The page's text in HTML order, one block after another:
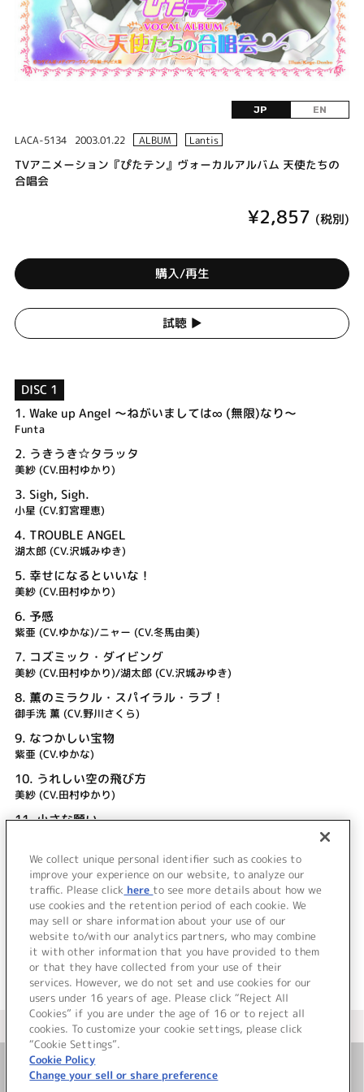
JP EN
LACA-5134 2003.01.22 ALBUM Lantis
TVアニメーション『ぴたテン』ヴォーカルアルバム 天使たちの
合唱会
¥2,857 (税別)
購入/再生
試聴 ▶︎
DISC 1
1. Wake up Angel ～ねがいましては∞ (無限)なり～
Funta
2. うきうき☆タラッタ
美紗 (CV.田村ゆかり)
3. Sigh, Sigh.
小星 (CV.釘宮理恵)
4. TROUBLE ANGEL
湖太郎 (CV.沢城みゆき)
5. 幸せになるといいな！
美紗 (CV.田村ゆかり)
6. 予感
紫亜 (CV.ゆかな)/ニャー (CV.冬馬由美)
7. コズミック・ダイビング
美紗 (CV.田村ゆかり)/湖太郎 (CV.沢城みゆき)
8. 薫のミラクル・スパイラル・ラブ！
御手洗 薫 (CV.野川さくら)
9. なつかしい宝物
紫亜 (CV.ゆかな)
10. うれしい空の飛び方
美紗 (CV.田村ゆかり)
11.小さな願い
12.ちいさなまほう
湖太郎 (CV.沢城みゆき)
＜ BACK
＜ カタログサイト トップページへ
お問い合わせ
We collect unique personal identifier such as cookies to
improve your experience on our website, to analyze our
traffic. Please click here to see more details about how we
use cookies and the retention period of each cookie. We
may sell or share information about your use of our
website to/with our analytics partners, who may combine
it with other information that you have provided to them
or that they have collected from your use of their
services. However, we do not set and use cookies for our
users under 16 years of age. Please click “Reject All
Cookies” if you are under the age of 16 or to reject all
cookies. To customize your cookie settings, please click
“Cookie Settings”.
Cookie Policy
Change your sell or share preference